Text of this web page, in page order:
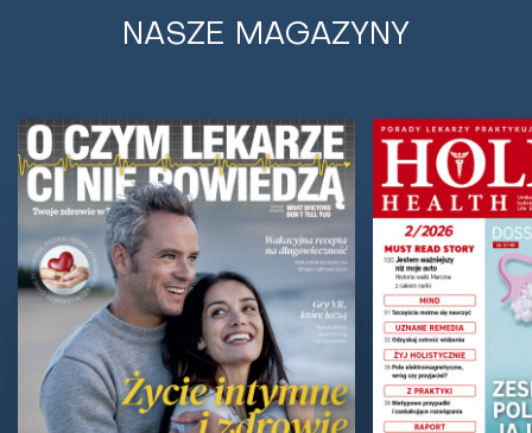
migreny
Głównym objawem migreny jest silny i promieniujący,
ostry ból głowy, któremu mogą towarzyszyć nudności
i wymioty oraz zaburzenia widzenia w...
NASZE MAGAZYNY